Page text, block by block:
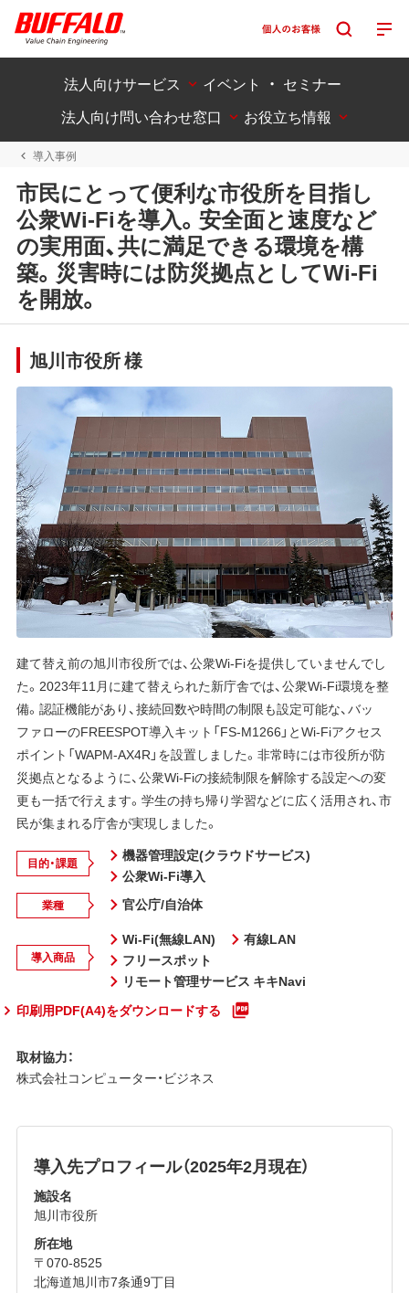
法人向けサービス
イベント ・ セミナー
法人向け問い合わせ窓口
お役立ち情報
導入事例
市民にとって便利な市役所を目指し
公衆Wi-Fiを導入。安全面と速度など
の実用面、共に満足できる環境を構
築。災害時には防災拠点としてWi-Fi
を開放。
旭川市役所 様
建て替え前の旭川市役所では、公衆Wi-Fiを提供していませんでし
た。2023年11月に建て替えられた新庁舎では、公衆Wi-Fi環境を整
備。認証機能があり、接続回数や時間の制限も設定可能な、バッ
ファローのFREESPOT導入キット「FS-M1266」とWi-Fiアクセス
ポイント「WAPM-AX4R」を設置しました。非常時には市役所が防
災拠点となるように、公衆Wi-Fiの接続制限を解除する設定への変
更も一括で行えます。学生の持ち帰り学習などに広く活用され、市
民が集まれる庁舎が実現しました。
目的・課題
機器管理設定(クラウドサービス)
公衆Wi-Fi導入
業種 官公庁/自治体
導入商品
Wi-Fi(無線LAN)
有線LAN
フリースポット
リモート管理サービス キキNavi
印刷用PDF(A4)をダウンロードする
取材協力：
株式会社コンピューター・ビジネス
導入先プロフィール（2025年2月現在）
施設名
旭川市役所
所在地
〒070-8525
北海道旭川市7条通9丁目